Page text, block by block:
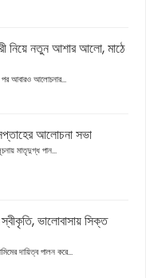
নিয়ে নতুন আশার আলো, মাঠে
পর আবারও আলোচনার...
আলোচনা সভা
মাতৃদুগ্ধ পান...
ভালোবাসায় সিক্ত
দায়িত্ব পালন করে...